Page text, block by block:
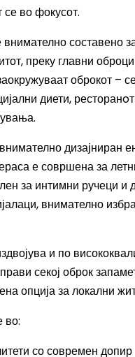
во фокусот.
внимателно составено
преку главни
оброкот –
диети,
дизајниран
е совршена за
за интимни ручеци и
внимателно
и по
секој оброк
опција за локални
во:
со современ допир